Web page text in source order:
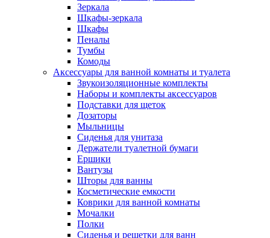
Зеркала
Шкафы-зеркала
Шкафы
Пеналы
Тумбы
Комоды
Аксессуары для ванной комнаты и туалета
Звукоизоляционные комплекты
Наборы и комплекты аксессуаров
Подставки для щеток
Дозаторы
Мыльницы
Сиденья для унитаза
Держатели туалетной бумаги
Ершики
Вантузы
Шторы для ванны
Косметические емкости
Коврики для ванной комнаты
Мочалки
Полки
Сиденья и решетки для ванн